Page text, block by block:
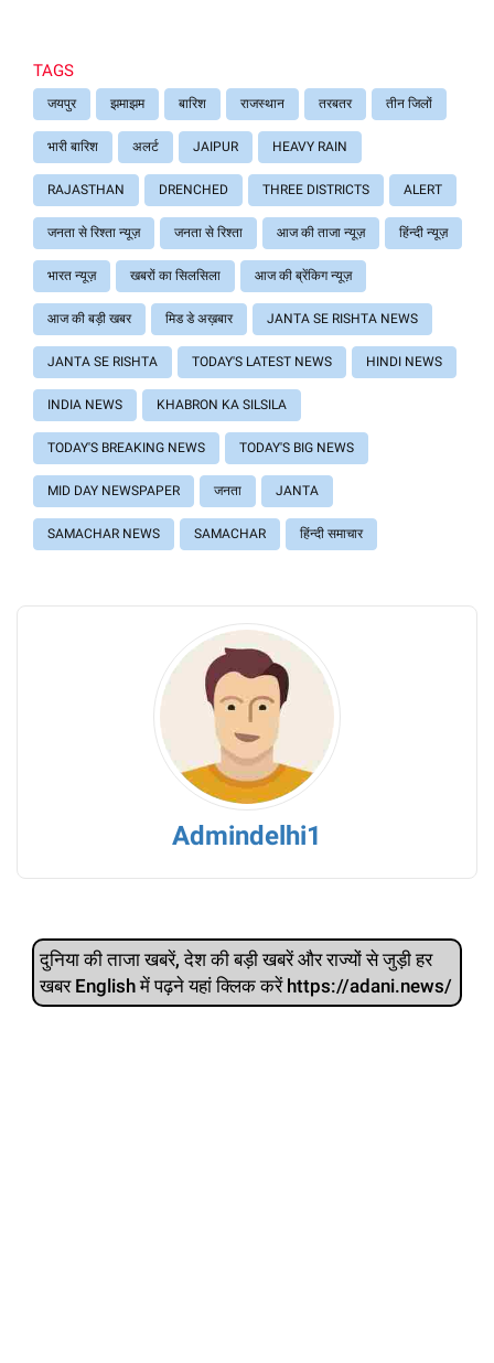
TAGS
जयपुर झमाझम बारिश राजस्थान तरबतर तीन जिलों
भारी बारिश अलर्ट JAIPUR HEAVY RAIN
RAJASTHAN DRENCHED THREE DISTRICTS ALERT
जनता से रिश्ता न्यूज़ जनता से रिश्ता आज की ताजा न्यूज़ हिंन्दी न्यूज़
भारत न्यूज़ खबरों का सिलसिला आज की ब्रेंकिग न्यूज़
आज की बड़ी खबर मिड डे अख़बार JANTA SE RISHTA NEWS
JANTA SE RISHTA TODAY'S LATEST NEWS HINDI NEWS
INDIA NEWS KHABRON KA SILSILA
TODAY'S BREAKING NEWS TODAY'S BIG NEWS
MID DAY NEWSPAPER जनता JANTA
SAMACHAR NEWS SAMACHAR हिंन्दी समाचार
Admindelhi1
दुनिया की ताजा खबरें, देश की बड़ी खबरें और राज्‍यों से जुड़ी हर
खबर English में पढ़ने यहां क्लिक करें https://adani.news/